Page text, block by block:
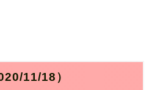
11/18）